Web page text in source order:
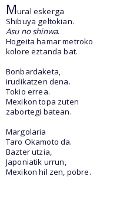
Mural eskerga
Shibuya geltokian.
Asu no shinwa.
Hogeita hamar metroko
kolore eztanda bat.
Bonbardaketa,
irudikatzen dena.
Tokio errea.
Mexikon topa zuten
zabortegi batean.
Margolaria
Taro Okamoto da.
Bazter utzia,
Japoniatik urrun,
Mexikon hil zen, pobre.